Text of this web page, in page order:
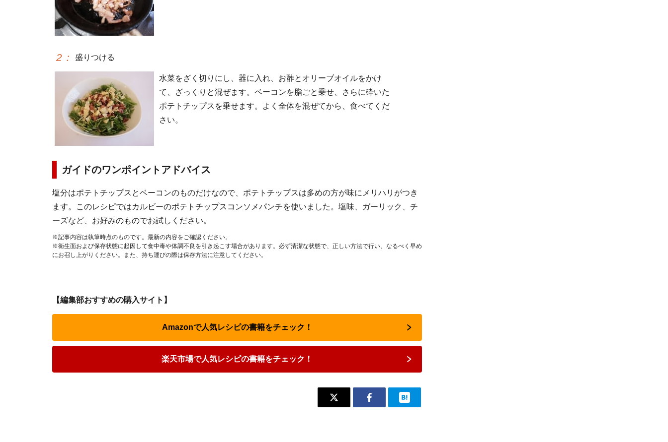
2 ： 盛りつける
水菜をざく切りにし、器に入れ、お酢とオリーブオイルをかけ
て、ざっくりと混ぜます。ベーコンを脂ごと乗せ、さらに砕いた
ポテトチップスを乗せます。よく全体を混ぜてから、食べてくだ
さい。
ガイドのワンポイントアドバイス
塩分はポテトチップスとベーコンのものだけなので、ポテトチップスは多めの方が味にメリハリがつき
ます。このレシピではカルビーのポテトチップスコンソメパンチを使いました。塩味、ガーリック、チ
ーズなど、お好みのものでお試しください。
※記事内容は執筆時点のものです。最新の内容をご確認ください。
※衛生面および保存状態に起因して食中毒や体調不良を引き起こす場合があります。必ず清潔な状態で、正しい方法で行い、なるべく早め
にお召し上がりください。また、持ち運びの際は保存方法に注意してください。
【編集部おすすめの購入サイト】
Amazonで人気レシピの書籍をチェック！
楽天市場で人気レシピの書籍をチェック！